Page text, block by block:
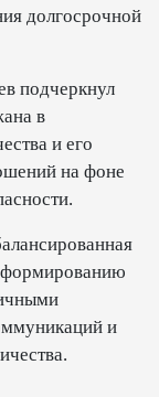
долгосрочной
подчеркнул
в
и его
на фоне
формированию
и